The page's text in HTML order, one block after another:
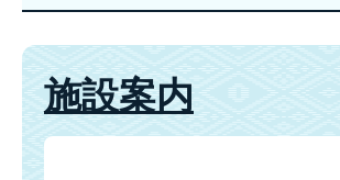
施設案内